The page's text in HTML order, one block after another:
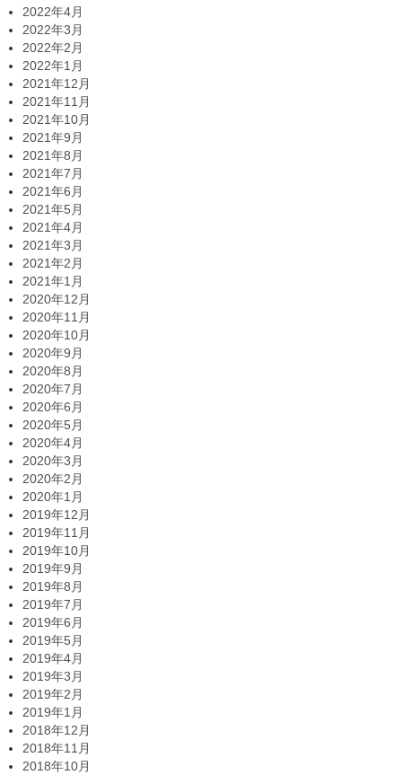
2022年4月
2022年3月
2022年2月
2022年1月
2021年12月
2021年11月
2021年10月
2021年9月
2021年8月
2021年7月
2021年6月
2021年5月
2021年4月
2021年3月
2021年2月
2021年1月
2020年12月
2020年11月
2020年10月
2020年9月
2020年8月
2020年7月
2020年6月
2020年5月
2020年4月
2020年3月
2020年2月
2020年1月
2019年12月
2019年11月
2019年10月
2019年9月
2019年8月
2019年7月
2019年6月
2019年5月
2019年4月
2019年3月
2019年2月
2019年1月
2018年12月
2018年11月
2018年10月